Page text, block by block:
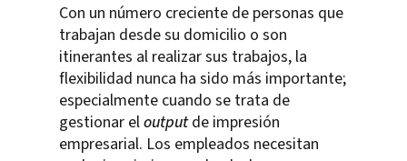
Con un número creciente de personas que
trabajan desde su domicilio o son
itinerantes al realizar sus trabajos, la
flexibilidad nunca ha sido más importante;
especialmente cuando se trata de
gestionar eloutputde impresión
empresarial. Los empleados necesitan